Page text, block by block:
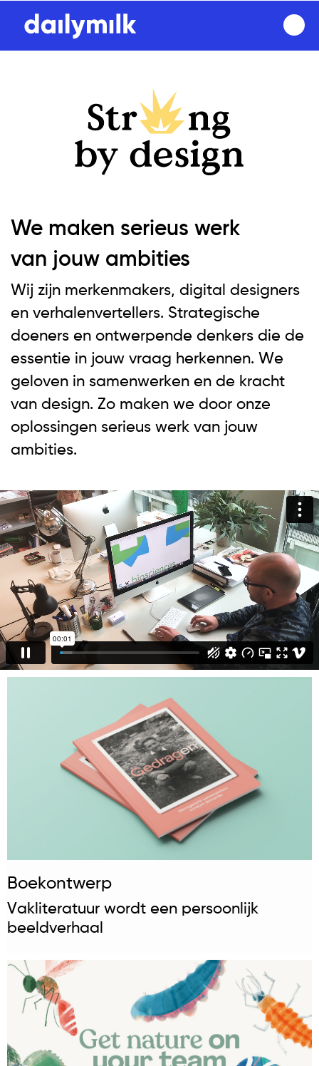
We maken serieus werk
van jouw ambities
Wij zijn merkenmakers, digital designers
en verhalenvertellers. Strategische
doeners en ontwerpende denkers die de
essentie in jouw vraag herkennen. We
geloven in samenwerken en de kracht
van design. Zo maken we door onze
oplossingen serieus werk van jouw
ambities.
Boekontwerp
Vakliteratuur wordt een persoonlijk
beeldverhaal